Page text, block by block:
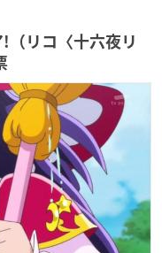
（リコ〈十六夜リ